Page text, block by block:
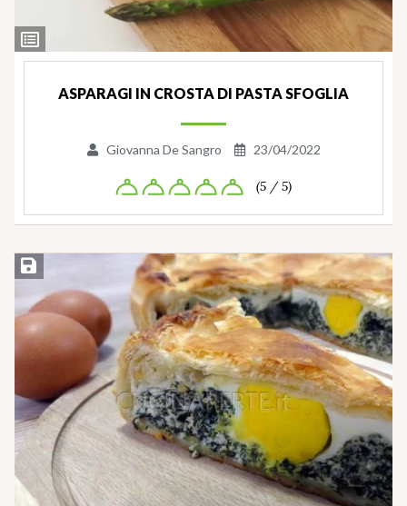
Ingredienti
ASPARAGI IN CROSTA DI PASTA SFOGLIA
Giovanna De Sangro 23/04/2022
(5 / 5)
Salva ricetta